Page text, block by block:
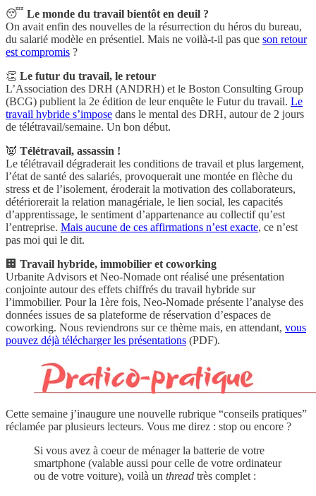
😴 Le monde du travail bientôt en deuil ?
On avait enfin des nouvelles de la résurrection du héros du bureau,
du salarié modèle en présentiel. Mais ne voilà-t-il pas que son retour
est compromis ?
👏 Le futur du travail, le retour
L’Association des DRH (ANDRH) et le Boston Consulting Group
(BCG) publient la 2e édition de leur enquête le Futur du travail. Le
travail hybride s’impose dans le mental des DRH, autour de 2 jours
de télétravail/semaine. Un bon début.
👿 Télétravail, assassin !
Le télétravail dégraderait les conditions de travail et plus largement,
l’état de santé des salariés, provoquerait une montée en flèche du
stress et de l’isolement, éroderait la motivation des collaborateurs,
détériorerait la relation managériale, le lien social, les capacités
d’apprentissage, le sentiment d’appartenance au collectif qu’est
l’entreprise. Mais aucune de ces affirmations n’est exacte, ce n’est
pas moi qui le dit.
🏢 Travail hybride, immobilier et coworking
Urbanite Advisors et Neo-Nomade ont réalisé une présentation
conjointe autour des effets chiffrés du travail hybride sur
l’immobilier. Pour la 1ère fois, Neo-Nomade présente l’analyse des
données issues de sa plateforme de réservation d’espaces de
coworking. Nous reviendrons sur ce thème mais, en attendant, vous
pouvez déjà télécharger les présentations (PDF).
Cette semaine j’inaugure une nouvelle rubrique “conseils pratiques”
réclamée par plusieurs lecteurs. Vous me direz : stop ou encore ?
Si vous avez à coeur de ménager la batterie de votre
smartphone (valable aussi pour celle de votre ordinateur
ou de votre voiture), voilà un thread très complet :